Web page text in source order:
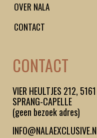
OVER NALA
CONTACT
CONTACT
VIER HEULTJES 212,
SPRANG-CAPELLE
(geen bezoek adres)